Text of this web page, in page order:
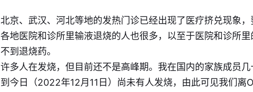
北京、武汉、河北等地的发热门诊已经出现了医疗挤兑现象，
各地医院和诊所里输液退烧的人也很多，以至于医院和诊所
不到退烧药。
许多人在发烧，但目前还不是高峰期。我在国内的家族成员
到今日（2022年12月11日）尚未有人发烧，由此可见我们离